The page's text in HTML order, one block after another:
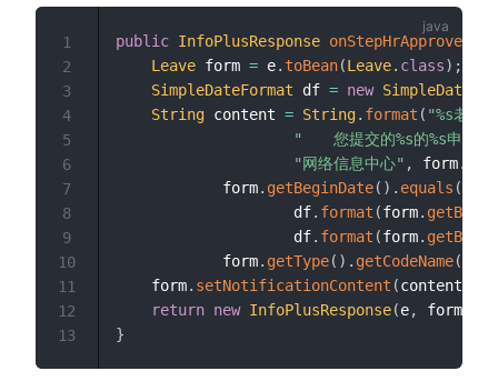
public InfoPlusResponse
Leave form = e. toBean(Leave. class) ;
SimpleDateFormat df = new
String content = String. format ( "%s老师
"　　您提交的%s的%s申请
"网络信息中心" , form.
            form
. getBeginDate( ) . equals (
                    df
. format (form.
                    df
. format (form.
            form
. getType( ) . getCodeName(
    form
. setNotificationContent (content
return new InfoPlusResponse(e, form
}
1
2
3
4
5
6
7
8
9
10
11
12
13